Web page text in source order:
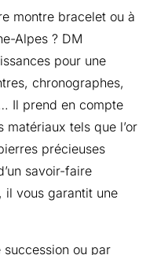
montre bracelet ou à
Alpes ? DM
pour une
chronographes,
Il prend en compte
tels que l’or
précieuses
savoir-faire
il vous garantit une
succession ou par